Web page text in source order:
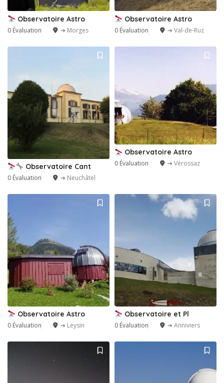
Observatoire Astro
0 Évaluation ➔ Morges
Observatoire Astro
0 Évaluation ➔ Val-de-Ruz
Observatoire Cant
0 Évaluation ➔ Neuchâtel
Observatoire Astro
0 Évaluation ➔ Vérossaz
Observatoire Astro
0 Évaluation ➔ Leysin
Observatoire et Pl
0 Évaluation ➔ Anniviers